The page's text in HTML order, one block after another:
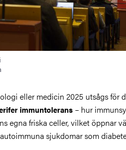
eller medicin 2025 utsågs för
immuntolerans – hur
egna friska celler, vilket öppnar
sjukdomar som